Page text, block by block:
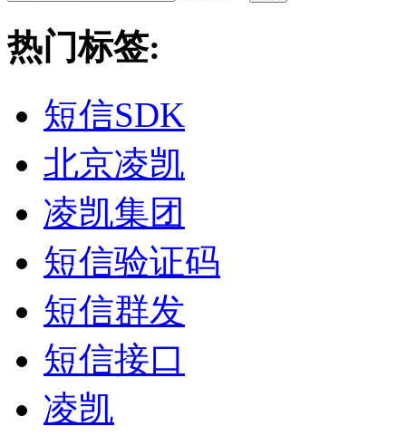
热门标签:
短信SDK
北京凌凯
凌凯集团
短信验证码
短信群发
短信接口
凌凯